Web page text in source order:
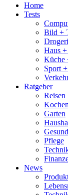
Close
Menu
Home
Tests
Bild +
Haus
Küche
Sport
Ratgeber
Reisen
Kochen
Garten
Pflege
News